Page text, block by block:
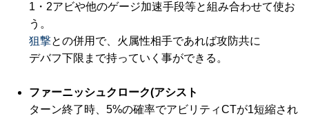
1・2アビや他のゲージ加速手段等と組み合わせて使お
う。
狙撃との併用で、火属性相手であれば攻防共に
デバフ下限まで持っていく事ができる。
ファーニッシュクローク(アシスト
ターン終了時、5%の確率でアビリティCTが1短縮され